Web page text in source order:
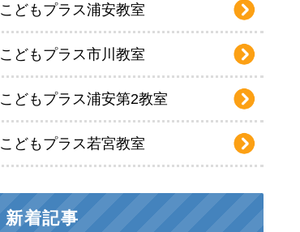
こどもプラス浦安教室
こどもプラス市川教室
こどもプラス浦安第2教室
こどもプラス若宮教室
新着記事